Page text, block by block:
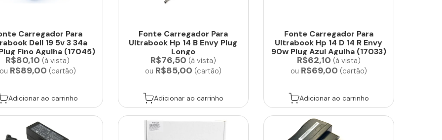
Carregador Para
Dell 19 5v 3 34a
Fino Agulha (17045)
R$80,10 (à vista)
ou R$89,00 (cartão)
Adicionar ao carrinho
Fonte Carregador Para
Ultrabook Hp 14 B Envy Plug
Longo
R$76,50 (à vista)
ou R$85,00 (cartão)
Adicionar ao carrinho
Fonte Carregador Para
Ultrabook Hp 14 D 14 R Envy
90w Plug Azul Agulha (17033)
R$62,10 (à vista)
ou R$69,00 (cartão)
Adicionar ao carrinho